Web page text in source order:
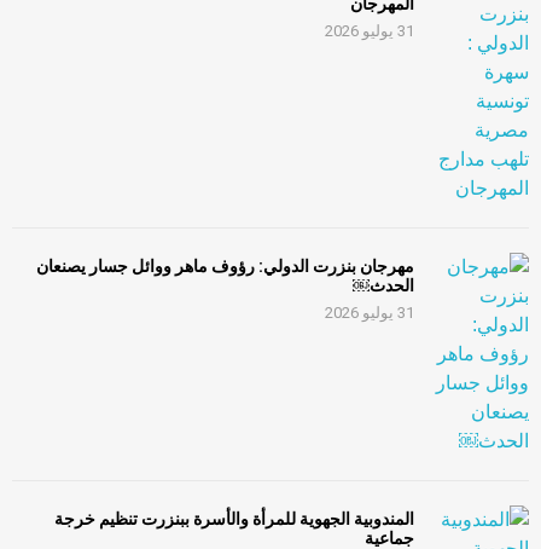
31 يوليو 2026
مهرجان بنزرت الدولي: رؤوف ماهر ووائل جسار يصنعان
الحدث￼
31 يوليو 2026
المندوبية الجهوية للمرأة والأسرة ببنزرت تنظيم خرجة
جماعية